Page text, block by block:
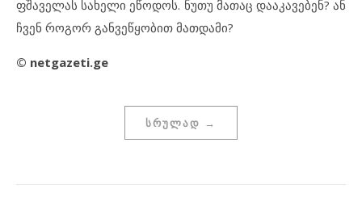
ფშაველას სახელი ეწოდოს. ნუთუ მათაც დააკავებენ? ან
ჩვენ როგორ განვეწყობით მათდამი?
© netgazeti.ge
ᲡᲠᲣᲚᲐᲓ →